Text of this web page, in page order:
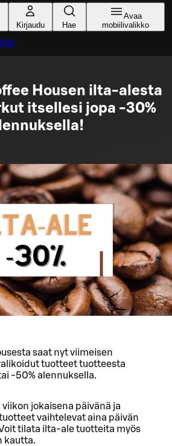
Kirjaudu Hae
Avaa
mobiilivalikko
Housen ilta-alesta
itsellesi jopa -30%
saat nyt viimeisen
tuotteet tuotteesta
-50% alennuksella.
viikon jokaisena päivänä ja
vaihtelevat aina päivän
tilata ilta-ale tuotteita myös
kautta.